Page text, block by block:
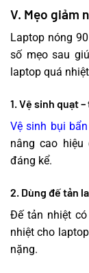
V. Mẹo giảm
Laptop nóng
số mẹo sau
laptop quá
1. Vệ sinh quạt
Vệ sinh bụi bẩn
nâng cao hiệu
đáng kể.
2. Dùng đế tản
Đế tản nhiệt
nhiệt cho
nặng.